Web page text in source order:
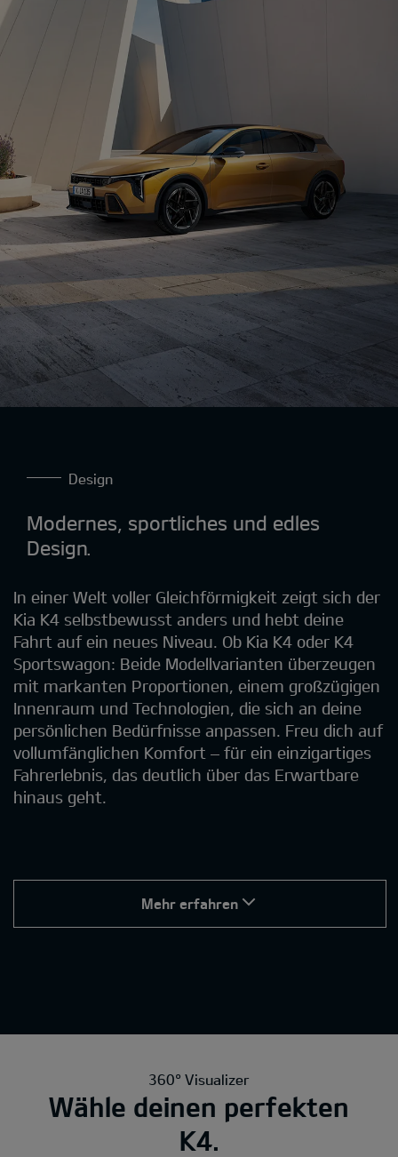
Design
Modernes, sportliches und edles
Design.
In einer Welt voller Gleichförmigkeit zeigt sich der
Kia K4 selbstbewusst anders und hebt deine
Fahrt auf ein neues Niveau. Ob Kia K4 oder K4
Sportswagon: Beide Modellvarianten überzeugen
mit markanten Proportionen, einem großzügigen
Innenraum und Technologien, die sich an deine
persönlichen Bedürfnisse anpassen. Freu dich auf
vollumfänglichen Komfort – für ein einzigartiges
Fahrerlebnis, das deutlich über das Erwartbare
hinaus geht.
Mehr erfahren
360° Visualizer
Wähle deinen perfekten
K4.